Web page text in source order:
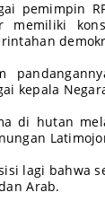
pemimpin
memiliki
kepala
di hutan
lagi bahwa
Arab.